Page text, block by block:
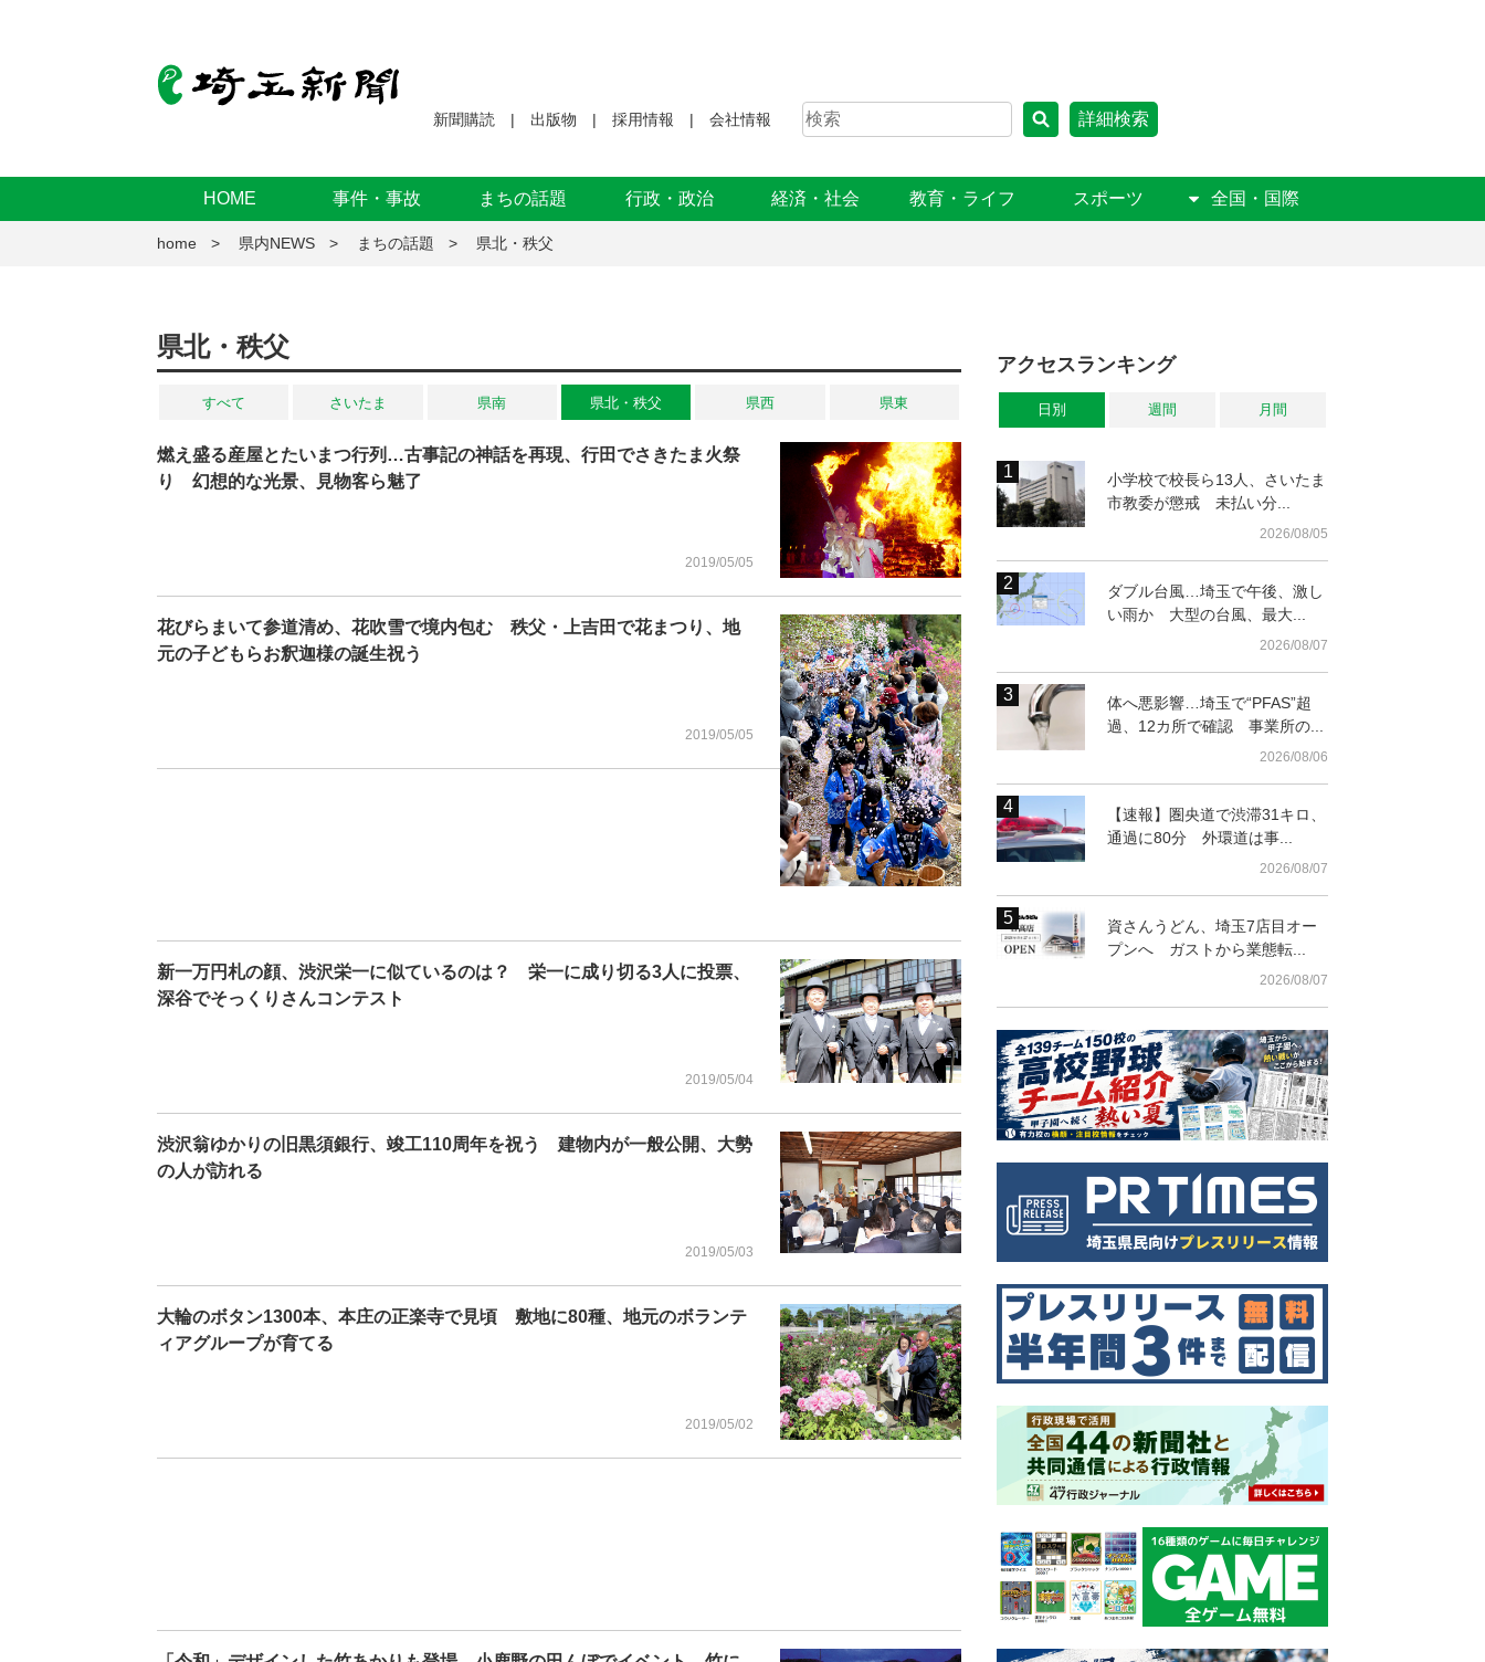
新聞購読 出版物 採用情報 会社情報 詳細検索
HOME 事件・事故 まちの話題 行政・政治 経済・社会 教育・ライフ スポーツ 全国・国際
home 県内NEWS まちの話題 県北・秩父
県北・秩父
すべて さいたま 県南 県北・秩父 県西 県東
燃え盛る産屋とたいまつ行列…古事記の神話を再現、行田でさきたま火祭
り 幻想的な光景、見物客ら魅了
2019/05/05
花びらまいて参道清め、花吹雪で境内包む 秩父・上吉田で花まつり、地
元の子どもらお釈迦様の誕生祝う
2019/05/05
新一万円札の顔、渋沢栄一に似ているのは？ 栄一に成り切る3人に投票、
深谷でそっくりさんコンテスト
2019/05/04
渋沢翁ゆかりの旧黒須銀行、竣工110周年を祝う 建物内が一般公開、大勢
の人が訪れる
2019/05/03
大輪のボタン1300本、本庄の正楽寺で見頃 敷地に80種、地元のボランテ
ィアグループが育てる
2019/05/02
アクセスランキング
日別 週間 月間
小学校で校長ら13人、さいたま
市教委が懲戒 未払い分...
2026/08/05
ダブル台風…埼玉で午後、激し
い雨か 大型の台風、最大...
2026/08/07
体へ悪影響…埼玉で“PFAS”超
過、12カ所で確認 事業所の...
2026/08/06
【速報】圏央道で渋滞31キロ、
通過に80分 外環道は事...
2026/08/07
資さんうどん、埼玉7店目オー
プンへ ガストから業態転...
2026/08/07